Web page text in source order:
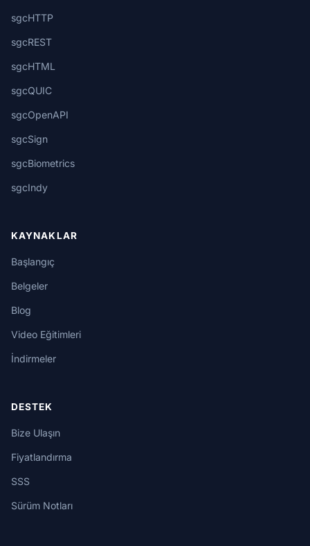
sgcHTTP
sgcREST
sgcHTML
sgcQUIC
sgcOpenAPI
sgcSign
sgcBiometrics
sgcIndy
KAYNAKLAR
Başlangıç
Belgeler
Blog
Video Eğitimleri
İndirmeler
DESTEK
Bize Ulaşın
Fiyatlandırma
SSS
Sürüm Notları